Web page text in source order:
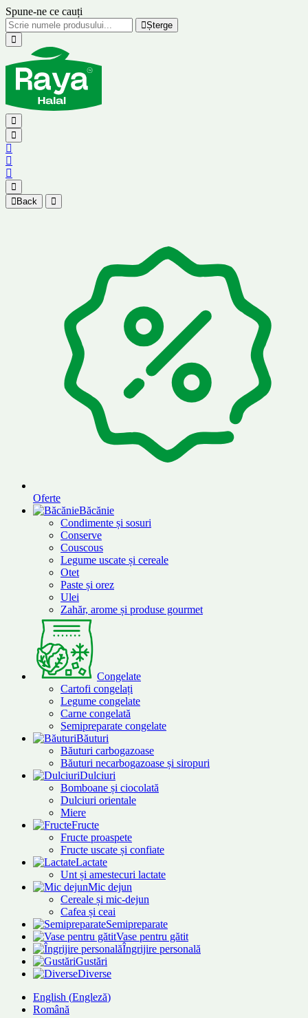
Spune-ne ce cauți
Șterge
Back
Oferte
Băcănie
Condimente și sosuri
Conserve
Couscous
Legume uscate și cereale
Otet
Paste și orez
Ulei
Zahăr, arome și produse gourmet
Congelate
Cartofi congelați
Legume congelate
Carne congelată
Semipreparate congelate
Băuturi
Băuturi carbogazoase
Băuturi necarbogazoase și siropuri
Dulciuri
Bomboane și ciocolată
Dulciuri orientale
Miere
Fructe
Fructe proaspete
Fructe uscate și confiate
Lactate
Unt și amestecuri lactate
Mic dejun
Cereale și mic-dejun
Cafea și ceai
Semipreparate
Vase pentru gătit
Îngrijire personală
Gustări
Diverse
English (Engleză)
Română